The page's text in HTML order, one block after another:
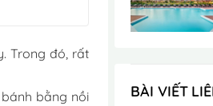
Trong đó, rất
bằng nồi
BÀI VIẾT